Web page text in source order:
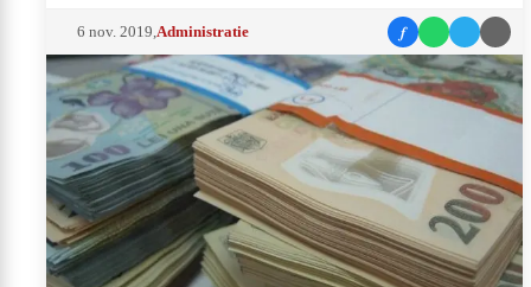
6 nov. 2019 Administratie f